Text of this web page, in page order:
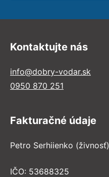
Kontaktujte nás
info@dobry-vodar.sk
0950 870 251
Fakturačné údaje
Petro Serhiienko (živnosť)
IČO: 53688325